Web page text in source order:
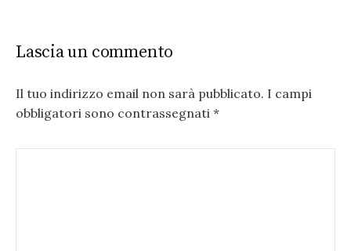
Lascia un commento
Il tuo indirizzo email non sarà pubblicato. I campi
obbligatori sono contrassegnati *